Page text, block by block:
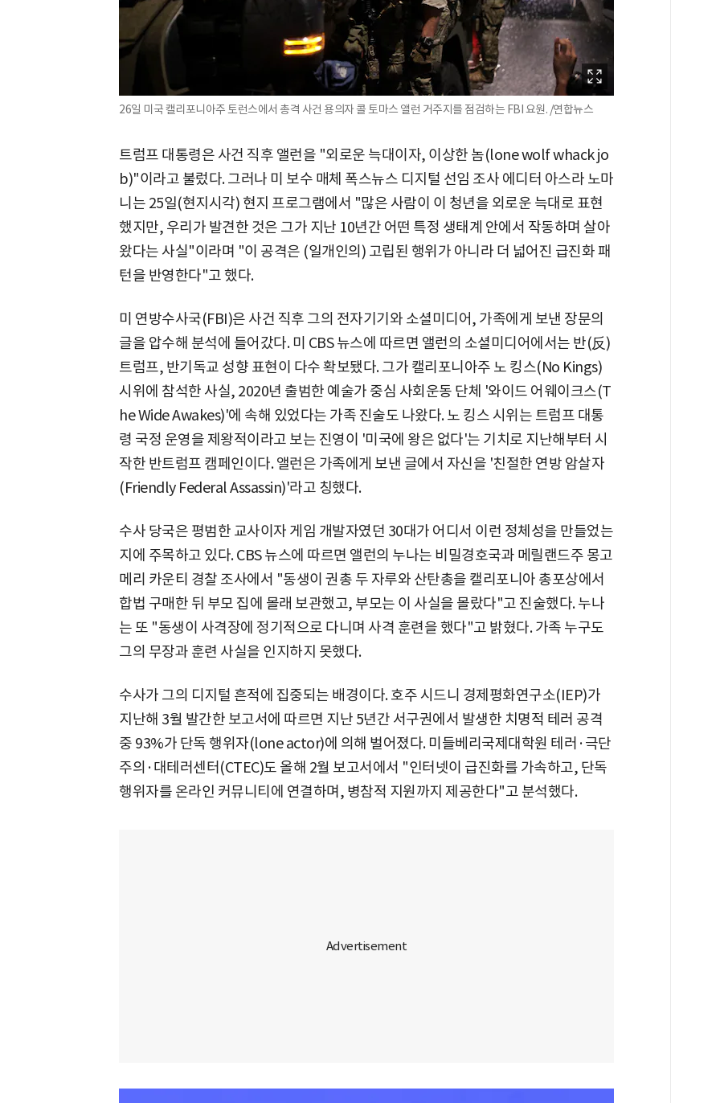
26일 미국 캘리포니아주 토런스에서 총격 사건 용의자 콜 토마스 앨런 거주지를 점검하는 FBI 요원. /연합뉴스
트럼프 대통령은 사건 직후 앨런을 "외로운 늑대이자, 이상한 놈(lone wolf whack jo
b)"이라고 불렀다. 그러나 미 보수 매체 폭스뉴스 디지털 선임 조사 에디터 아스라 노마
니는 25일(현지시각) 현지 프로그램에서 "많은 사람이 이 청년을 외로운 늑대로 표현
했지만, 우리가 발견한 것은 그가 지난 10년간 어떤 특정 생태계 안에서 작동하며 살아
왔다는 사실"이라며 "이 공격은 (일개인의) 고립된 행위가 아니라 더 넓어진 급진화 패
턴을 반영한다"고 했다.
미 연방수사국(FBI)은 사건 직후 그의 전자기기와 소셜미디어, 가족에게 보낸 장문의
글을 압수해 분석에 들어갔다. 미 CBS 뉴스에 따르면 앨런의 소셜미디어에서는 반(反)
트럼프, 반기독교 성향 표현이 다수 확보됐다. 그가 캘리포니아주 노 킹스(No Kings)
시위에 참석한 사실, 2020년 출범한 예술가 중심 사회운동 단체 '와이드 어웨이크스(T
he Wide Awakes)'에 속해 있었다는 가족 진술도 나왔다. 노 킹스 시위는 트럼프 대통
령 국정 운영을 제왕적이라고 보는 진영이 '미국에 왕은 없다'는 기치로 지난해부터 시
작한 반트럼프 캠페인이다. 앨런은 가족에게 보낸 글에서 자신을 '친절한 연방 암살자
(Friendly Federal Assassin)'라고 칭했다.
수사 당국은 평범한 교사이자 게임 개발자였던 30대가 어디서 이런 정체성을 만들었는
지에 주목하고 있다. CBS 뉴스에 따르면 앨런의 누나는 비밀경호국과 메릴랜드주 몽고
메리 카운티 경찰 조사에서 "동생이 권총 두 자루와 산탄총을 캘리포니아 총포상에서
합법 구매한 뒤 부모 집에 몰래 보관했고, 부모는 이 사실을 몰랐다"고 진술했다. 누나
는 또 "동생이 사격장에 정기적으로 다니며 사격 훈련을 했다"고 밝혔다. 가족 누구도
그의 무장과 훈련 사실을 인지하지 못했다.
수사가 그의 디지털 흔적에 집중되는 배경이다. 호주 시드니 경제평화연구소(IEP)가
지난해 3월 발간한 보고서에 따르면 지난 5년간 서구권에서 발생한 치명적 테러 공격
중 93%가 단독 행위자(lone actor)에 의해 벌어졌다. 미들베리국제대학원 테러·극단
주의·대테러센터(CTEC)도 올해 2월 보고서에서 "인터넷이 급진화를 가속하고, 단독
행위자를 온라인 커뮤니티에 연결하며, 병참적 지원까지 제공한다"고 분석했다.